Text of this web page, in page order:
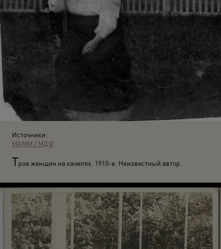
Источники:
МАММ / МДФ
Трое женщин на качелях. 1910-е. Неизвестный автор.